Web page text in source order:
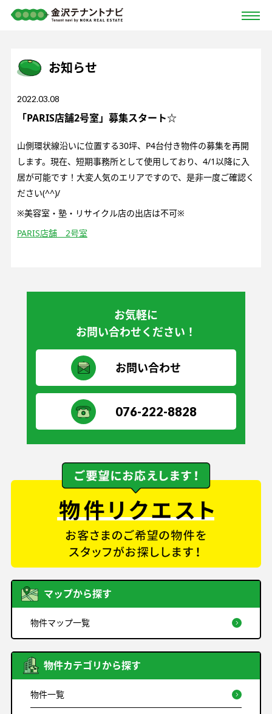
お知らせ
2022.03.08
「PARIS店舗2号室」募集スタート☆
山側環状線沿いに位置する30坪、P4台付き物件の募集を再開
します。現在、短期事務所として使用しており、4/1以降に入
居が可能です！大変人気のエリアですので、是非一度ご確認く
ださい(^^)/
※美容室・塾・リサイクル店の出店は不可※
PARIS店舗 2号室
お気軽に
お問い合わせください！
お問い合わせ
076-222-8828
マップから探す
物件マップ一覧
物件カテゴリから探す
物件一覧